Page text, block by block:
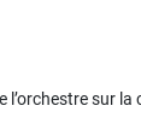
sur la